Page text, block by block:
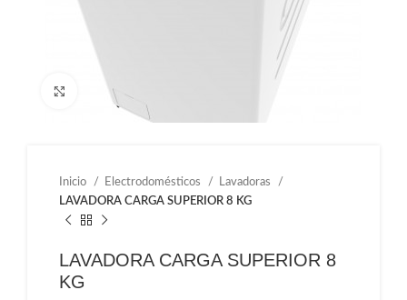
Haga clic para ampliar
Inicio Electrodomésticos
Lavadoras
LAVADORA CARGA SUPERIOR 8 KG
LAVADORA CARGA SUPERIOR 8
KG